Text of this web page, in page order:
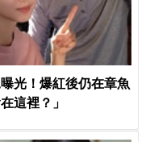
光！爆紅後仍在章魚
這裡？」